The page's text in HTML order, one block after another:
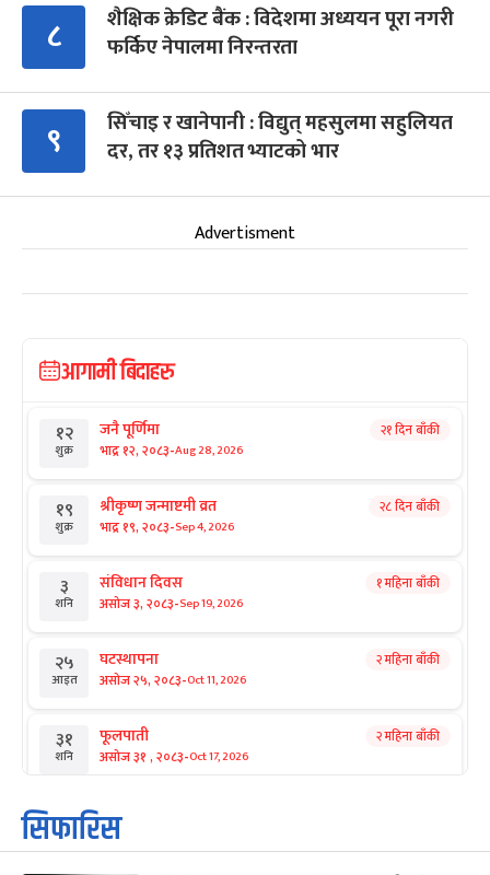
८
शैक्षिक क्रेडिट बैंक : विदेशमा अध्ययन पूरा नगरी
फर्किए नेपालमा निरन्तरता
९
सिँचाइ र खानेपानी : विद्युत् महसुलमा सहुलियत
दर, तर १३ प्रतिशत भ्याटको भार
Advertisment
आगामी बिदाहरु
१२
शुक्र
जनै पूर्णिमा
भाद्र १२, २०८३-Aug 28, 2026
२१ दिन बाँकी
१९
शुक्र
श्रीकृष्ण जन्माष्टमी व्रत
भाद्र १९, २०८३-Sep 4, 2026
२८ दिन बाँकी
३
शनि
संविधान दिवस
असोज ३, २०८३-Sep 19, 2026
१ महिना बाँकी
२५
आइत
घटस्थापना
असोज २५, २०८३-Oct 11, 2026
२ महिना बाँकी
३१
शनि
फूलपाती
असोज ३१ , २०८३-Oct 17, 2026
२ महिना बाँकी
१
आइत
कार्तिक सङ्क्रान्ति
कार्तिक १, २०८३
सिफारिस